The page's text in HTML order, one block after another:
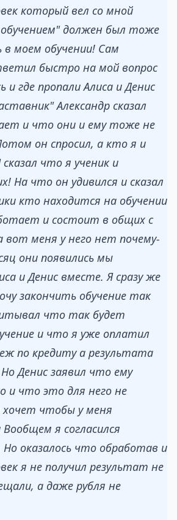
который вел со мной
обучением" должен был тоже
моем обучении! Сам
быстро на мой вопрос
и где пропали Алиса и Денис
Александр сказал
и что они и ему тоже не
он спросил, а кто я и
что я ученик и
На что он удивился и сказал
кто находится на обучении
и состоит в общих с
вот меня у него нет почему-
они появились мы
и Денис вместе. Я сразу же
закончить обучение так
что так будет
и что я уже оплатил
по кредиту а результата
Денис заявил что ему
и что это для него не
хочет чтобы у меня
Вообщем я согласился
оказалось что обработав и
я не получил результат не
а даже рубля не